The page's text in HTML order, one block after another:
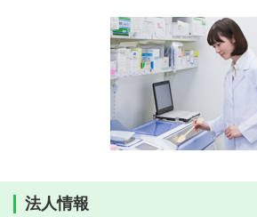
法人情報